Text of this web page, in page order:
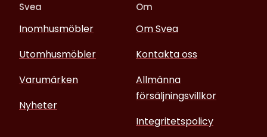
Svea
Inomhusmöbler
Utomhusmöbler
Varumärken
Nyheter
Om
Om Svea
Kontakta oss
Allmänna
försäljningsvillkor
Integritetspolicy